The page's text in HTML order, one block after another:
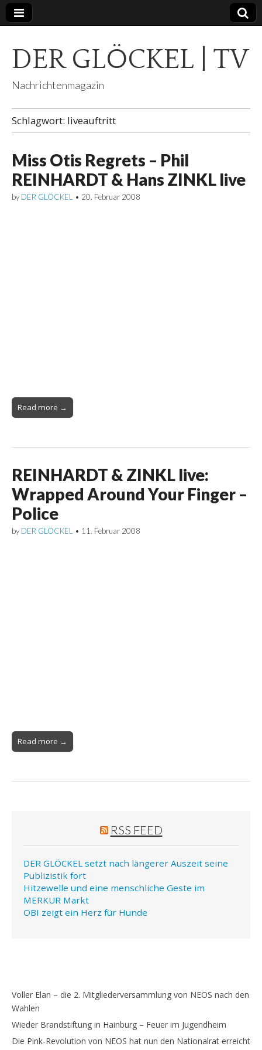
DER GLÖCKEL | TV
Nachrichtenmagazin
Schlagwort: liveauftritt
Miss Otis Regrets – Phil
REINHARDT & Hans ZINKL live
by DER GLÖCKEL • 20. Februar 2008
Read more →
REINHARDT & ZINKL live:
Wrapped Around Your Finger –
Police
by DER GLÖCKEL • 11. Februar 2008
Read more →
RSS FEED
DER GLÖCKEL setzt nach längerer Auszeit seine
Publizistik fort
Hitzewelle und eine menschliche Geste im
MERKUR Markt
OBI zeigt ein Herz für Hunde
Voller Elan – die 2. Mitgliederversammlung von NEOS nach den
Wahlen
Wieder Brandstiftung in Hainburg – Feuer im Jugendheim
Die Pink-Revolution von NEOS hat nun den Nationalrat erreicht